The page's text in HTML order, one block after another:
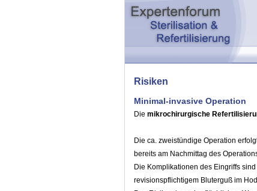
Risiken
Minimal-invasive Operation
Die mikrochirurgische
Die ca. zweistündige Operation
bereits am Nachmittag des
Die Komplikationen des Eingriffs
revisionspflichtigem Bluterguß im